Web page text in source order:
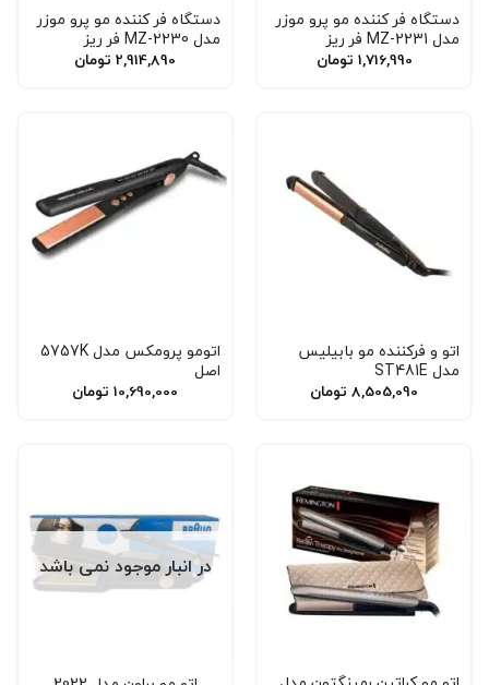
دستگاه فر کننده مو پرو موزر
مدل MZ-2231 فر ریز
1,716,990 تومان
دستگاه فر کننده مو پرو موزر
مدل MZ-2230 فر ریز
2,914,890 تومان
اتو و فرکننده مو بابیلیس
مدل ST481E
8,505,090 تومان
اتومو پرومکس مدل 5757K
اصل
10,690,000 تومان
در انبار موجود نمی باشد